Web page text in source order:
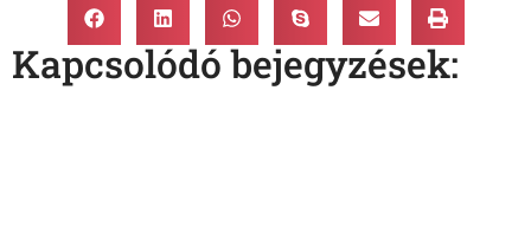
Kapcsolódó bejegyzések: